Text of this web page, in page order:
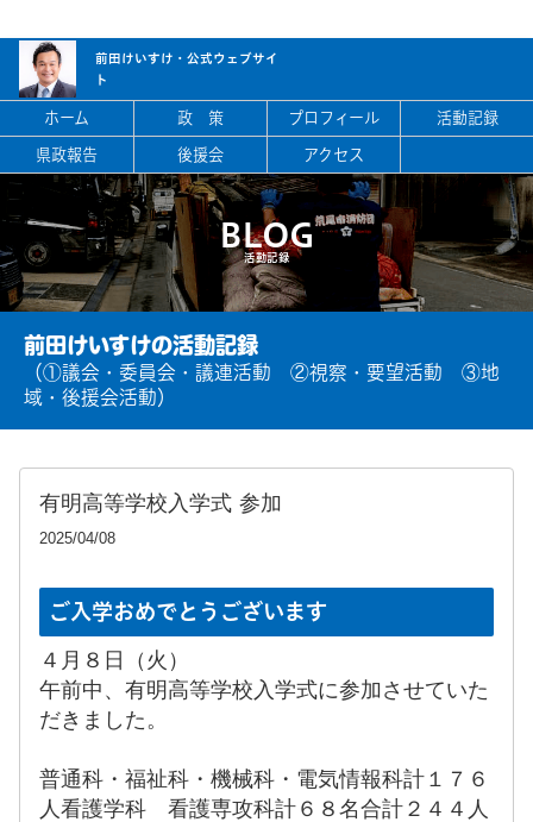
前田けいすけ・ 公式ウェブサイ
ト
ホーム 政 策 プロフィール
活動記録
県政報告
後援会 アクセス
BLOG
活動記録
前田けいすけの活動記録
（①議会・委員会・議連活動 ②視察・要望活動 ③地
域・後援会活動）
有明高等学校入学式 参加
2025/04/08
ご入学おめでとうございます
４月８日（火）
午前中、有明高等学校入学式に参加させていた
だきました。
普通科・福祉科・機械科・電気情報科計１７６
人看護学科 看護専攻科計６８名合計２４４人